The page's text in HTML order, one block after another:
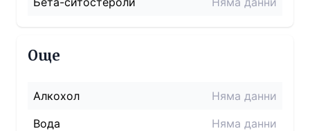
Още
Алкохол
Няма данни
Вода
Няма данни